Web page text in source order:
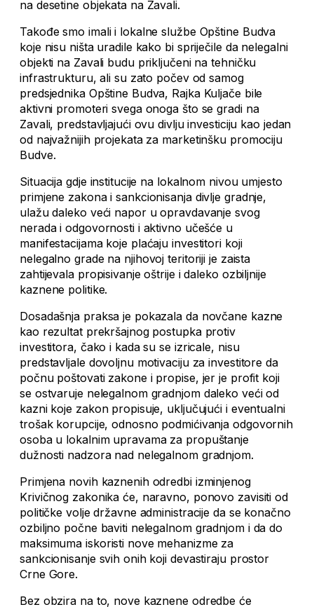
na desetine objekata na Zavali.
Takođe smo imali i lokalne službe Opštine Budva
koje nisu ništa uradile kako bi spriječile da nelegalni
objekti na Zavali budu priključeni na tehničku
infrastrukturu, ali su zato počev od samog
predsjednika Opštine Budva, Rajka Kuljače bile
aktivni promoteri svega onoga što se gradi na
Zavali, predstavljajući ovu divlju investiciju kao jedan
od najvažnijih projekata za marketinšku promociju
Budve.
Situacija gdje institucije na lokalnom nivou umjesto
primjene zakona i sankcionisanja divlje gradnje,
ulažu daleko veći napor u opravdavanje svog
nerada i odgovornosti i aktivno učešće u
manifestacijama koje plaćaju investitori koji
nelegalno grade na njihovoj teritoriji je zaista
zahtijevala propisivanje oštrije i daleko ozbiljnije
kaznene politike.
Dosadašnja praksa je pokazala da novčane kazne
kao rezultat prekršajnog postupka protiv
investitora, čako i kada su se izricale, nisu
predstavljale dovoljnu motivaciju za investitore da
počnu poštovati zakone i propise, jer je profit koji
se ostvaruje nelegalnom gradnjom daleko veći od
kazni koje zakon propisuje, uključujući i eventualni
trošak korupcije, odnosno podmićivanja odgovornih
osoba u lokalnim upravama za propuštanje
dužnosti nadzora nad nelegalnom gradnjom.
Primjena novih kaznenih odredbi izminjenog
Krivičnog zakonika će, naravno, ponovo zavisiti od
političke volje državne administracije da se konačno
ozbiljno počne baviti nelegalnom gradnjom i da do
maksimuma iskoristi nove mehanizme za
sankcionisanje svih onih koji devastiraju prostor
Crne Gore.
Bez obzira na to, nove kaznene odredbe će